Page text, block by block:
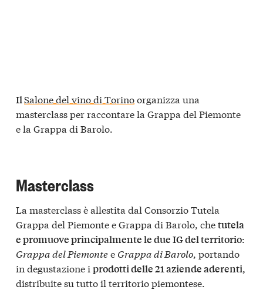
IlSalone del vino di Torinoorganizza una
masterclass per raccontare la Grappa del Piemonte
e la Grappa di Barolo.
Masterclass
La masterclass è allestita dal Consorzio Tutela
Grappa del Piemonte e Grappa di Barolo, chetutela
e promuove principalmente le due IG del territorio:
Grappa del Piemontee Grappa di Barolo , portando
in degustazione i prodotti delle 21 aziende aderenti,
distribuite su tutto il territorio piemontese.